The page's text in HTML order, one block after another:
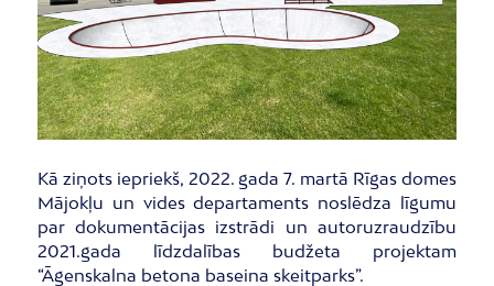
Kā ziņots iepriekš, 2022. gada 7. martā Rīgas domes
Mājokļu un vides departaments noslēdza līgumu
par dokumentācijas izstrādi un autoruzraudzību
2021.gada līdzdalības budžeta projektam
“Āgenskalna betona baseina skeitparks”.